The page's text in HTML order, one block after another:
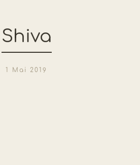
Shiva
1 Mai 2019